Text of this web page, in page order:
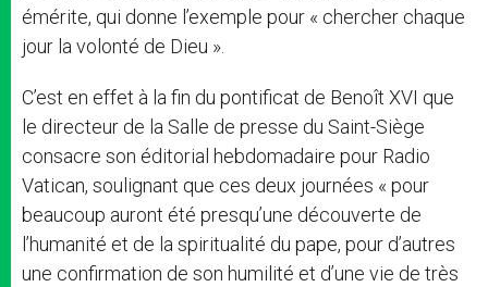
émérite, qui donne l’exemple pour « chercher chaque
jour la volonté de Dieu ».
C’est en effet à la fin du pontificat de Benoît XVI que
le directeur de la Salle de presse du Saint-Siège
consacre son éditorial hebdomadaire pour Radio
Vatican, soulignant que ces deux journées « pour
beaucoup auront été presqu’une découverte de
l’humanité et de la spiritualité du pape, pour d’autres
une confirmation de son humilité et d’une vie de très